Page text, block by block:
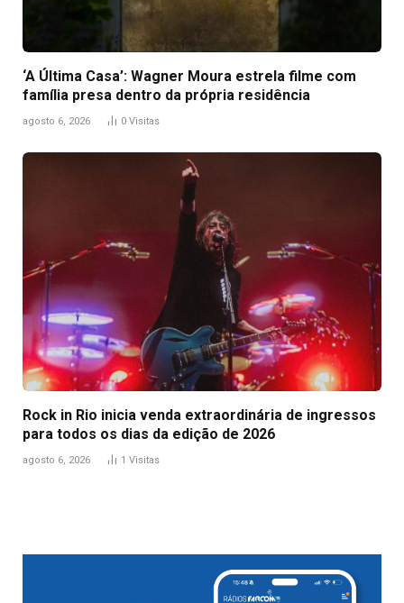
‘A Última Casa’: Wagner Moura estrela filme com
família presa dentro da própria residência
agosto 6, 2026 0 Visitas
Rock in Rio inicia venda extraordinária de ingressos
para todos os dias da edição de 2026
agosto 6, 2026 1 Visitas